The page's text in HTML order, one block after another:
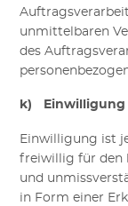
unmittelbaren
des
k) Einwilligung
Einwilligung ist
freiwillig für den
und
in Form einer